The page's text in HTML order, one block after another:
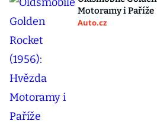
Motoramy i Paříže
Auto.cz